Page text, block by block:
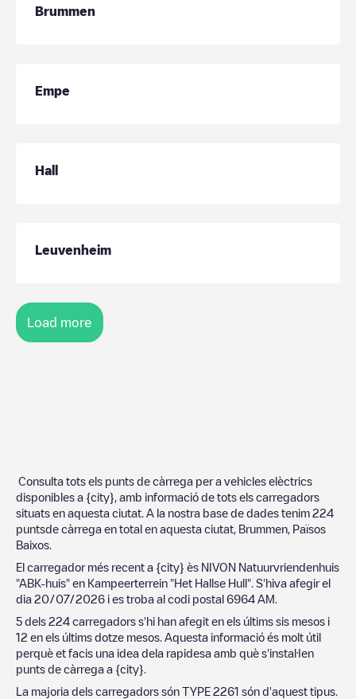
Brummen
Empe
Hall
Leuvenheim
Load more
Consulta tots els punts de càrrega per a vehicles elèctrics
disponibles a {city} , amb informació de tots els carregadors
situats en aquesta ciutat. A la nostra base de dades tenim 224
puntsde càrrega en total en aquesta ciutat, Brummen Països
Baixos
El carregador més recent a {city} ès NIVON Natuurvriendenhuis
"ABK-huis" en Kampeerterrein "Het Hallse Hull" . S'hiva afegir el
dia 20/07/2026 i es troba al codi postal 6964 AM
5 dels 224 carregadors s'hi han afegit en els últims sis mesos i
12 en els últims dotze mesos. Aquesta informació és molt útil
perquè et facis una idea dela rapidesa amb què s'instal·len
punts de càrrega a {city}
La majoria dels carregadors són TYPE 2261 són d'aquest tipus.